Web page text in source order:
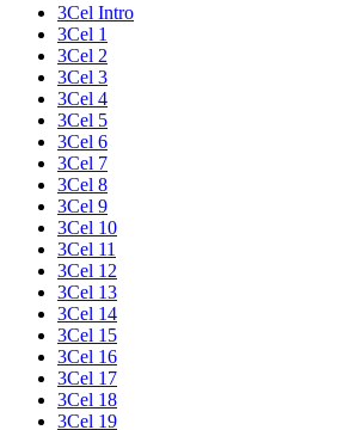
3Cel Intro
3Cel 1
3Cel 2
3Cel 3
3Cel 4
3Cel 5
3Cel 6
3Cel 7
3Cel 8
3Cel 9
3Cel 10
3Cel 11
3Cel 12
3Cel 13
3Cel 14
3Cel 15
3Cel 16
3Cel 17
3Cel 18
3Cel 19